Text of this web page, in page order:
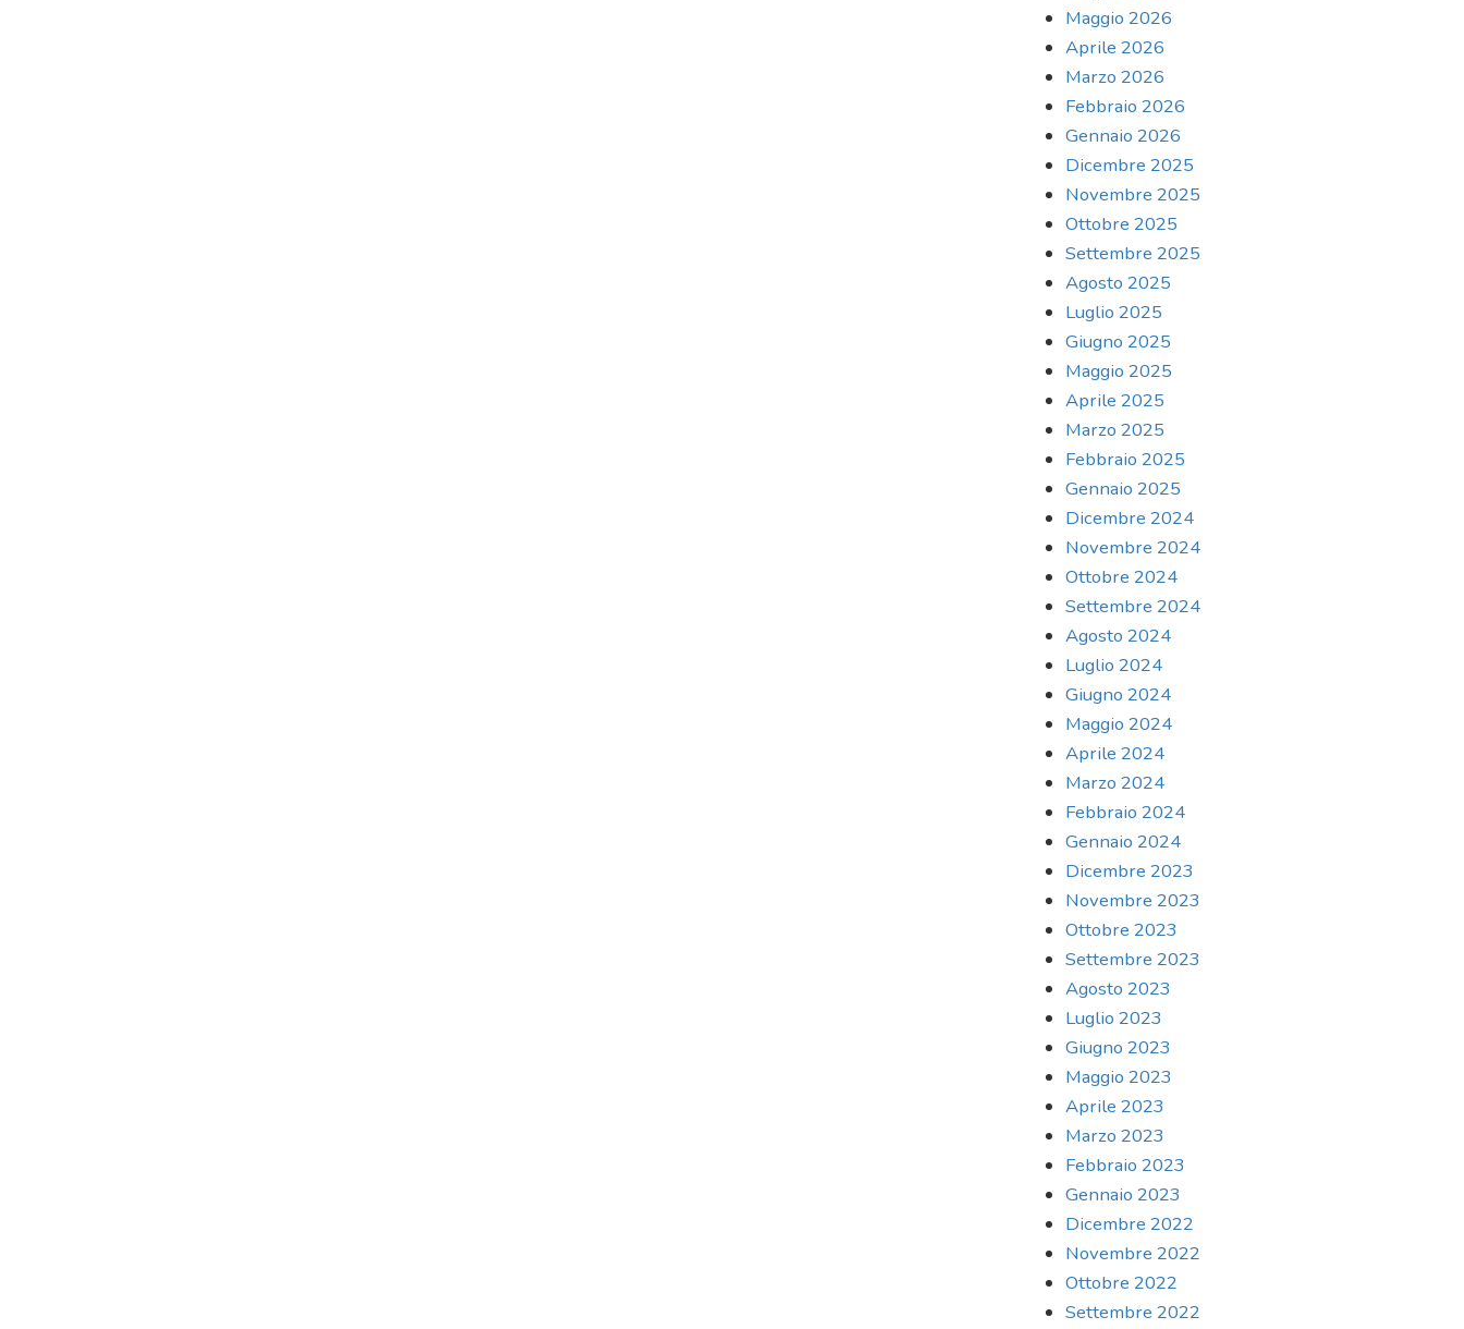
Maggio 2026
Aprile 2026
Marzo 2026
Febbraio 2026
Gennaio 2026
Dicembre 2025
Novembre 2025
Ottobre 2025
Settembre 2025
Agosto 2025
Luglio 2025
Giugno 2025
Maggio 2025
Aprile 2025
Marzo 2025
Febbraio 2025
Gennaio 2025
Dicembre 2024
Novembre 2024
Ottobre 2024
Settembre 2024
Agosto 2024
Luglio 2024
Giugno 2024
Maggio 2024
Aprile 2024
Marzo 2024
Febbraio 2024
Gennaio 2024
Dicembre 2023
Novembre 2023
Ottobre 2023
Settembre 2023
Agosto 2023
Luglio 2023
Giugno 2023
Maggio 2023
Aprile 2023
Marzo 2023
Febbraio 2023
Gennaio 2023
Dicembre 2022
Novembre 2022
Ottobre 2022
Settembre 2022